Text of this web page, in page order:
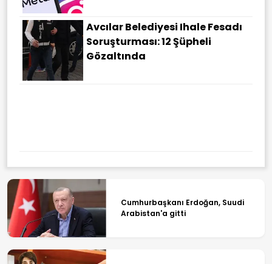
Avcılar Belediyesi Ihale Fesadı
Soruşturması: 12 Şüpheli
Gözaltında
Cumhurbaşkanı Erdoğan, Suudi
Arabistan'a gitti